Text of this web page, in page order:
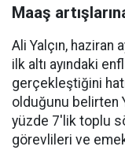
Maaş
Ali Yalçın, haziran
ilk altı ayındaki
gerçekleştiğini
olduğunu belirten
yüzde 7'lik toplu
görevlileri ve